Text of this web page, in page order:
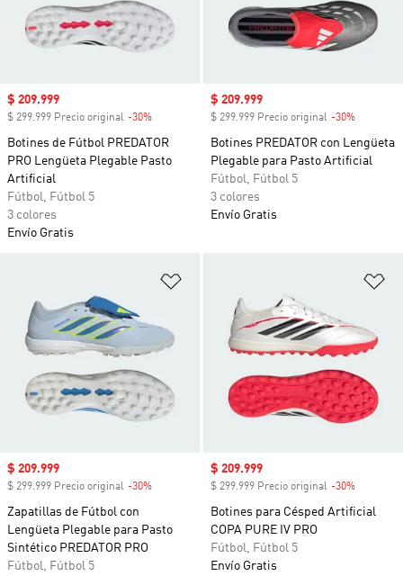
Precio de venta
$ 209.999
$ 299.999 Precio original -30%
Botines de Fútbol PREDATOR
PRO Lengüeta Plegable Pasto
Artificial
Fútbol, Fútbol 5
3 colores
Envío Gratis
Precio de venta
$ 209.999
$ 299.999 Precio original -30%
Botines PREDATOR con Lengüeta
Plegable para Pasto Artificial
Fútbol, Fútbol 5
3 colores
Envío Gratis
Precio de venta
$ 209.999
$ 299.999 Precio original -30%
Zapatillas de Fútbol con
Lengüeta Plegable para Pasto
Sintético PREDATOR PRO
Fútbol, Fútbol 5
Precio de venta
$ 209.999
$ 299.999 Precio original -30%
Botines para Césped Artificial
COPA PURE IV PRO
Fútbol, Fútbol 5
Envío Gratis